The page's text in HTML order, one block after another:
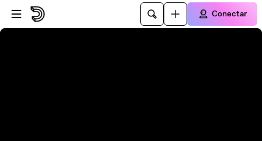
Pular para o player
Ir para o conteúdo principal
Conectar